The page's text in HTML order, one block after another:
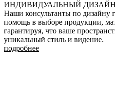
ИНДИВИДУАЛЬНЫЙ ДИЗАЙН
Наши консультанты по дизайну
помощь в выборе продукции,
гарантируя, что ваше
уникальный стиль и видение.
подробнее